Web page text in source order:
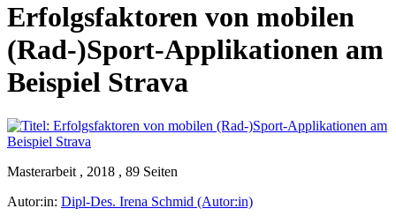
Erfolgsfaktoren von mobilen
(Rad-)Sport-Applikationen am
Beispiel Strava
Masterarbeit , 2018 , 89 Seiten
Autor:in: Dipl-Des. Irena Schmid (Autor:in)